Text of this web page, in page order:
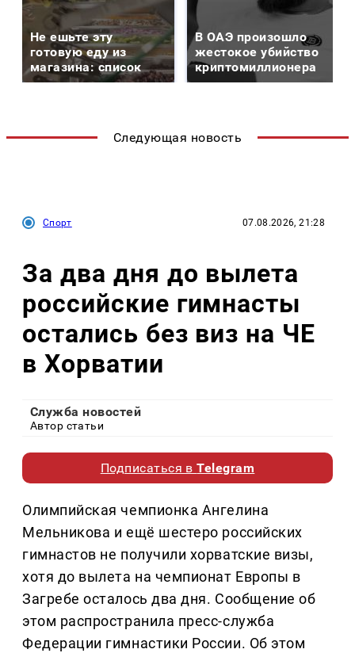
Не ешьте эту
готовую еду из
магазина: список
В ОАЭ произошло
жестокое убийство
криптомиллионера
Следующая новость
Спорт 07.08.2026, 21:28
За два дня до вылета
российские гимнасты
остались без виз на ЧЕ
в Хорватии
Служба новостей
Автор статьи
Подписаться вTelegram
Олимпийская чемпионка Ангелина
Мельникова и ещё шестеро российских
гимнастов не получили хорватские визы,
хотя до вылета на чемпионат Европы в
Загребе осталось два дня. Сообщение об
этом распространила пресс-служба
Федерации гимнастики России. Об этом